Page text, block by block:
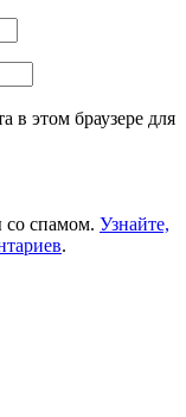
в этом браузере для
со спамом. Узнайте,
.